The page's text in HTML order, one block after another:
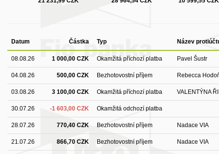
Datum Částka Typ Název
08.08.26 1 000,00 CZK Okamžitá příchozí platba Pavel Šustr
04.08.26 500,00 CZK Bezhotovostní příjem Rebecca
03.08.26 3 100,00 CZK Okamžitá příchozí platba VALENTÝNA
30.07.26 -1 603,00 CZK Okamžitá odchozí platba
28.07.26 770,40 CZK Bezhotovostní příjem Nadace VIA
21.07.26 866,70 CZK Bezhotovostní příjem Nadace VIA